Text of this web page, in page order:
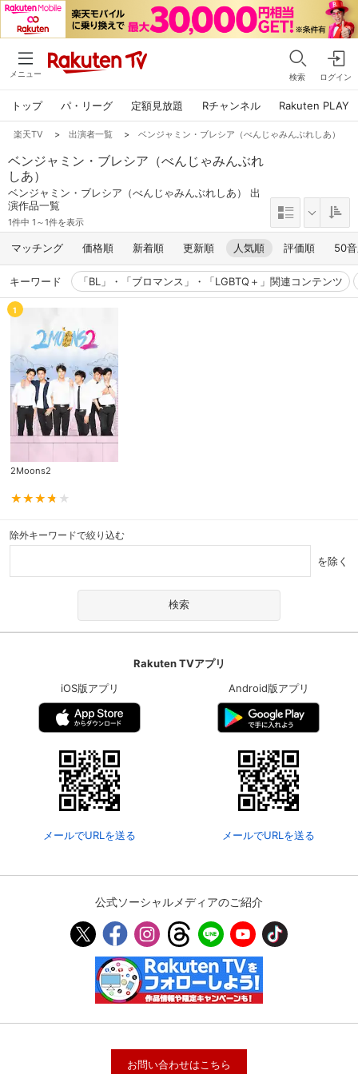
メニュー 検索 ログイン
トップ パ・リーグ 定額見放題 Rチャンネル Rakuten PLAY
楽天TV > 出演者一覧 > ベンジャミン・ブレシア（べんじゃみんぶれしあ）
ベンジャミン・ブレシア（べんじゃみんぶれ
しあ）
ベンジャミン・ブレシア（べんじゃみんぶれしあ） 出
演作品一覧
1件中 1～1件を表示
マッチング 価格順 新着順 更新順 人気順 評価順 50
キーワード 「BL」・「ブロマンス」・「LGBTQ＋」関連コンテンツ
1
2Moons2
除外キーワードで絞り込む
を除く
Rakuten TVアプリ
iOS版アプリ
メールでURLを送る
Android版アプリ
メールでURLを送る
公式ソーシャルメディアのご紹介
お問い合わせはこちら